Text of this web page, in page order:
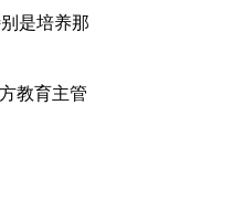
是培养那
教育主管